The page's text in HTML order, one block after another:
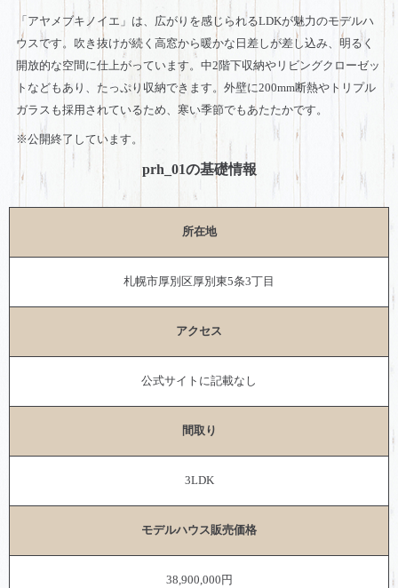
「アヤメブキノイエ」は、広がりを感じられるLDKが魅力のモデルハ
ウスです。吹き抜けが続く高窓から暖かな日差しが差し込み、明るく
開放的な空間に仕上がっています。中2階下収納やリビングクローゼッ
トなどもあり、たっぷり収納できます。外壁に200mm断熱やトリプル
ガラスも採用されているため、寒い季節でもあたたかです。
※公開終了しています。
prh_01の基礎情報
所在地
札幌市厚別区厚別東5条3丁目
アクセス
公式サイトに記載なし
間取り
3LDK
モデルハウス販売価格
38,900,000円